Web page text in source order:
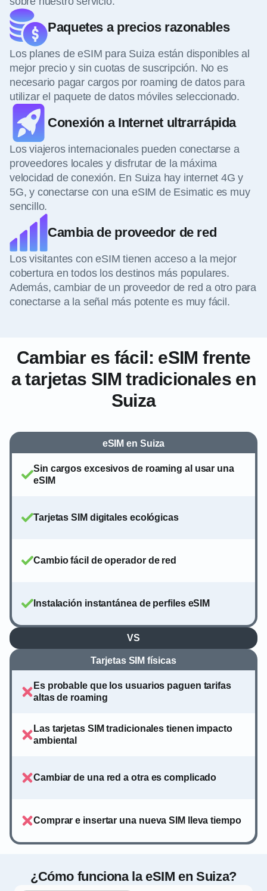
Paquetes a precios razonables
Los planes de eSIM para Suiza están disponibles al
mejor precio y sin cuotas de suscripción. No es
necesario pagar cargos por roaming de datos para
utilizar el paquete de datos móviles seleccionado.
Conexión a Internet ultrarrápida
Los viajeros internacionales pueden conectarse a
proveedores locales y disfrutar de la máxima
velocidad de conexión. En Suiza hay internet 4G y
5G, y conectarse con una eSIM de Esimatic es muy
sencillo.
Cambia de proveedor de red
Los visitantes con eSIM tienen acceso a la mejor
cobertura en todos los destinos más populares.
Además, cambiar de un proveedor de red a otro para
conectarse a la señal más potente es muy fácil.
Cambiar es fácil: eSIM frente
a tarjetas SIM tradicionales en
Suiza
eSIM en Suiza
Sin cargos excesivos de roaming al usar una
eSIM
Tarjetas SIM digitales ecológicas
Cambio fácil de operador de red
Instalación instantánea de perfiles eSIM
VS
Tarjetas SIM físicas
Es probable que los usuarios paguen tarifas
altas de roaming
Las tarjetas SIM tradicionales tienen impacto
ambiental
Cambiar de una red a otra es complicado
Comprar e insertar una nueva SIM lleva tiempo
¿Cómo funciona la eSIM en Suiza?